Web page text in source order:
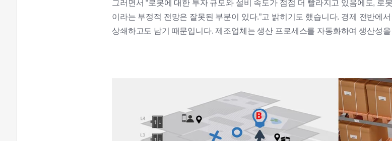
그러면서 “로봇에 대한 투자 규모와 설비 속도가 점점 더 빨라지고 있음에도, 로
이라는 부정적 전망은 잘못된 부분이 있다.”고 밝히기도 했습니다. 경제 전반에
상쇄하고도 남기 때문입니다. 제조업체는 생산 프로세스를 자동화하여 생산성